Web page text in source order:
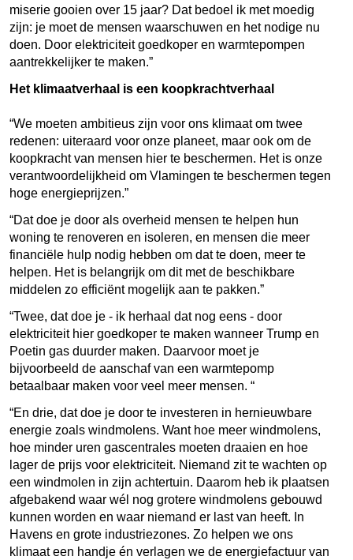
miserie gooien over 15 jaar? Dat bedoel ik met moedig
zijn: je moet de mensen waarschuwen en het nodige nu
doen. Door elektriciteit goedkoper en warmtepompen
aantrekkelijker te maken.”
Het klimaatverhaal is een koopkrachtverhaal
“We moeten ambitieus zijn voor ons klimaat om twee
redenen: uiteraard voor onze planeet, maar ook om de
koopkracht van mensen hier te beschermen. Het is onze
verantwoordelijkheid om Vlamingen te beschermen tegen
hoge energieprijzen.”
“Dat doe je door als overheid mensen te helpen hun
woning te renoveren en isoleren, en mensen die meer
financiële hulp nodig hebben om dat te doen, meer te
helpen. Het is belangrijk om dit met de beschikbare
middelen zo efficiënt mogelijk aan te pakken.”
“Twee, dat doe je - ik herhaal dat nog eens - door
elektriciteit hier goedkoper te maken wanneer Trump en
Poetin gas duurder maken. Daarvoor moet je
bijvoorbeeld de aanschaf van een warmtepomp
betaalbaar maken voor veel meer mensen. “
“En drie, dat doe je door te investeren in hernieuwbare
energie zoals windmolens. Want hoe meer windmolens,
hoe minder uren gascentrales moeten draaien en hoe
lager de prijs voor elektriciteit. Niemand zit te wachten op
een windmolen in zijn achtertuin. Daarom heb ik plaatsen
afgebakend waar wél nog grotere windmolens gebouwd
kunnen worden en waar niemand er last van heeft. In
Havens en grote industriezones. Zo helpen we ons
klimaat een handje én verlagen we de energiefactuur van